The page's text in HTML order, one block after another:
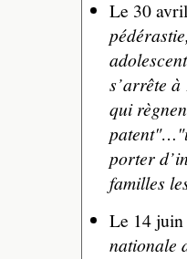
Le 30
s’arrête
qui
porter
familles
Le 14 juin
nationale